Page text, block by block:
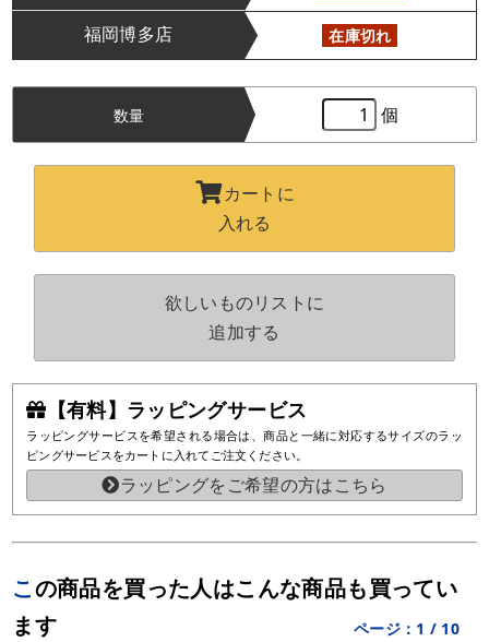
福岡博多店 在庫切れ
【有料】ラッピングサービス
ラッピングサービスを希望される場合は、商品と一緒に対応するサイズのラッ
ピングサービスをカートに入れてご注文ください。
ラッピングをご希望の方はこちら
数量 個
カートに
入れる
欲しいものリストに
追加する
この商品を買った人はこんな商品も買ってい
ます
ページ： 1 / 10